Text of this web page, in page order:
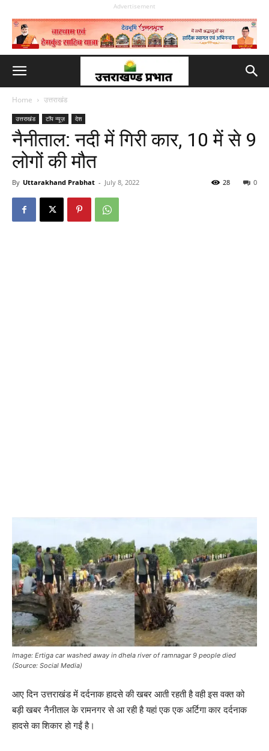
Advertisement
Home उत्तराखंड
उत्तराखंड टॉप न्यूज़ देश
नैनीताल: नदी में गिरी कार, 10 में से 9
लोगों की मौत
By Uttarakhand Prabhat - July 8, 2022 0
28
Image: Ertiga car washed away in dhela river of ramnagar 9 people died
(Source: Social Media)
आए दिन उत्तराखंड में दर्दनाक हादसे की खबर आती रहती है वही इस वक्त को
बड़ी खबर नैनीताल के रामनगर से आ रही है यहां एक एक अर्टिगा कार दर्दनाक
हादसे का शिकार हो गईं है।